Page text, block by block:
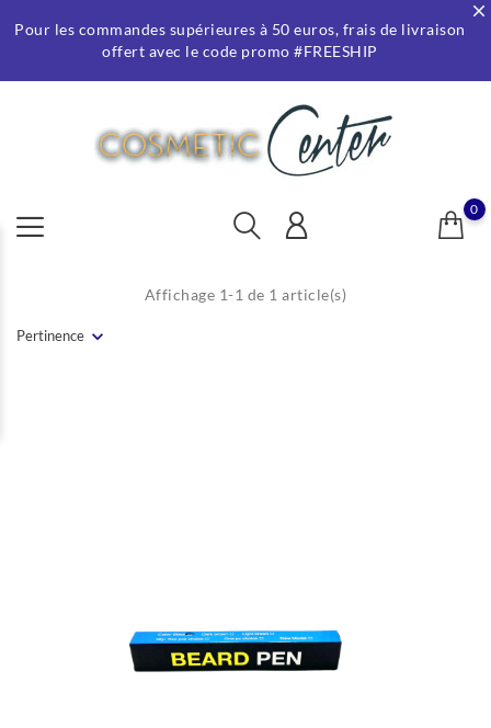
Pour les commandes supérieures à 50 euros, frais de livraison
offert avec le code promo #FREESHIP
0
Pertinence
Affichage 1-1 de 1 article(s)